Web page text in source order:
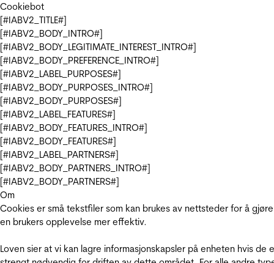
Cookiebot
[#IABV2_TITLE#]
[#IABV2_BODY_INTRO#]
[#IABV2_BODY_LEGITIMATE_INTEREST_INTRO#]
[#IABV2_BODY_PREFERENCE_INTRO#]
[#IABV2_LABEL_PURPOSES#]
[#IABV2_BODY_PURPOSES_INTRO#]
[#IABV2_BODY_PURPOSES#]
[#IABV2_LABEL_FEATURES#]
[#IABV2_BODY_FEATURES_INTRO#]
[#IABV2_BODY_FEATURES#]
[#IABV2_LABEL_PARTNERS#]
[#IABV2_BODY_PARTNERS_INTRO#]
[#IABV2_BODY_PARTNERS#]
Om
Cookies er små tekstfiler som kan brukes av nettsteder for å gjøre
en brukers opplevelse mer effektiv.
Loven sier at vi kan lagre informasjonskapsler på enheten hvis de